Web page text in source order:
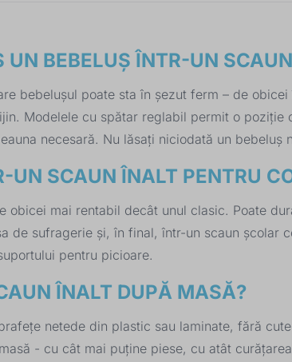
UN BEBELUȘ ÎNTR-UN
bebelușul poate sta în șezut ferm – de
Modelele cu spătar reglabil permit o
necesară. Nu lăsați niciodată un bebeluș
SCAUN ÎNALT PENTRU
obicei mai rentabil decât unul clasic. Poate
de sufragerie și, în final, într-un scaun
pentru picioare.
ÎNALT DUPĂ MASĂ?
netede din plastic sau laminate, fără
- cu cât mai puține piese, cu atât